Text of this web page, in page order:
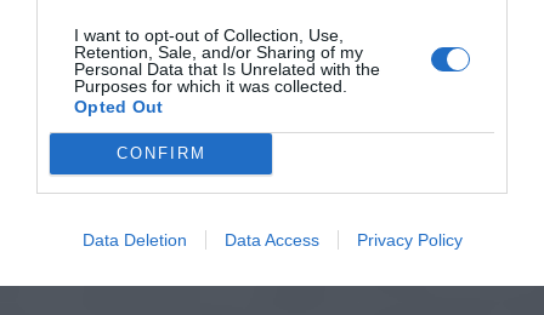
I want to opt-out of Collection, Use,
Retention, Sale, and/or Sharing of my
Personal Data that Is Unrelated with the
Purposes for which it was collected.
Opted Out
CONFIRM
Data Deletion Data Access Privacy Policy